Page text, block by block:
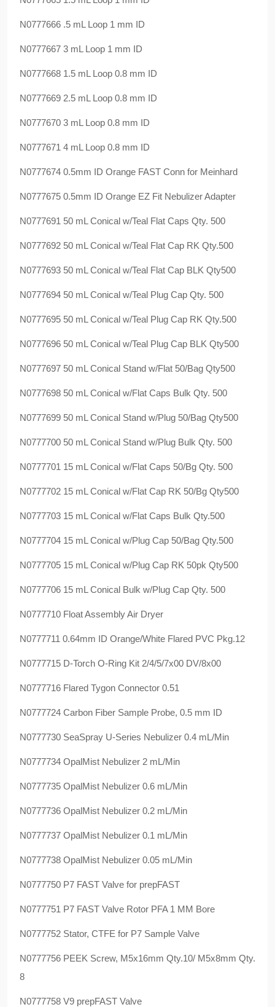
N0777666 .5 mL Loop 1 mm ID
N0777667 3 mL Loop 1 mm ID
N0777668 1.5 mL Loop 0.8 mm ID
N0777669 2.5 mL Loop 0.8 mm ID
N0777670 3 mL Loop 0.8 mm ID
N0777671 4 mL Loop 0.8 mm ID
N0777674 0.5mm ID Orange FAST Conn for Meinhard
N0777675 0.5mm ID Orange EZ Fit Nebulizer Adapter
N0777691 50 mL Conical w/Teal Flat Caps Qty. 500
N0777692 50 mL Conical w/Teal Flat Cap RK Qty.500
N0777693 50 mL Conical w/Teal Flat Cap BLK Qty500
N0777694 50 mL Conical w/Teal Plug Cap Qty. 500
N0777695 50 mL Conical w/Teal Plug Cap RK Qty.500
N0777696 50 mL Conical w/Teal Plug Cap BLK Qty500
N0777697 50 mL Conical Stand w/Flat 50/Bag Qty500
N0777698 50 mL Conical w/Flat Caps Bulk Qty. 500
N0777699 50 mL Conical Stand w/Plug 50/Bag Qty500
N0777700 50 mL Conical Stand w/Plug Bulk Qty. 500
N0777701 15 mL Conical w/Flat Caps 50/Bg Qty. 500
N0777702 15 mL Conical w/Flat Cap RK 50/Bg Qty500
N0777703 15 mL Conical w/Flat Caps Bulk Qty.500
N0777704 15 mL Conical w/Plug Cap 50/Bag Qty.500
N0777705 15 mL Conical w/Plug Cap RK 50pk Qty500
N0777706 15 mL Conical Bulk w/Plug Cap Qty. 500
N0777710 Float Assembly Air Dryer
N0777711 0.64mm ID Orange/White Flared PVC Pkg.12
N0777715 D-Torch O-Ring Kit 2/4/5/7x00 DV/8x00
N0777716 Flared Tygon Connector 0.51
N0777724 Carbon Fiber Sample Probe, 0.5 mm ID
N0777730 SeaSpray U-Series Nebulizer 0.4 mL/Min
N0777734 OpalMist Nebulizer 2 mL/Min
N0777735 OpalMist Nebulizer 0.6 mL/Min
N0777736 OpalMist Nebulizer 0.2 mL/Min
N0777737 OpalMist Nebulizer 0.1 mL/Min
N0777738 OpalMist Nebulizer 0.05 mL/Min
N0777750 P7 FAST Valve for prepFAST
N0777751 P7 FAST Valve Rotor PFA 1 MM Bore
N0777752 Stator, CTFE for P7 Sample Valve
N0777756 PEEK Screw, M5x16mm Qty.10/ M5x8mm Qty.
8
N0777758 V9 prepFAST Valve